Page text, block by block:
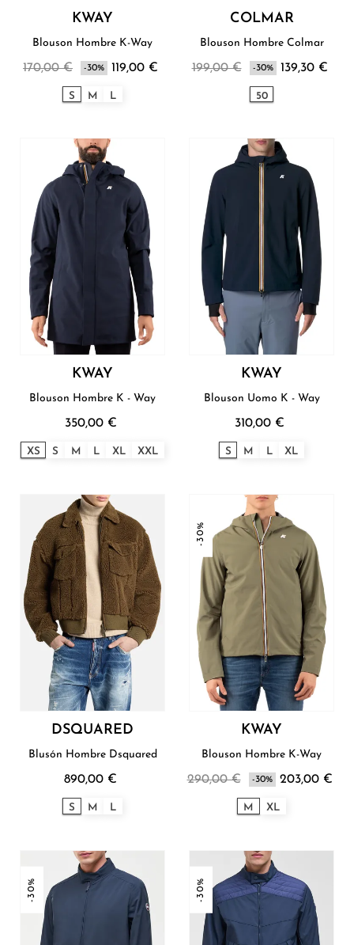
KWAY
Blouson Hombre K-Way
170,00 € -30% 119,00 €
S M L
COLMAR
Blouson Hombre Colmar
199,00 € -30% 139,30 €
50
KWAY
Blouson Hombre K - Way
350,00 €
XS S M L XL XXL
KWAY
Blouson Uomo K - Way
310,00 €
S M L XL
DSQUARED
Blusón Hombre Dsquared
890,00 €
S M L
-30%
KWAY
Blouson Hombre K-Way
290,00 € -30% 203,00 €
M XL
-30% -30%